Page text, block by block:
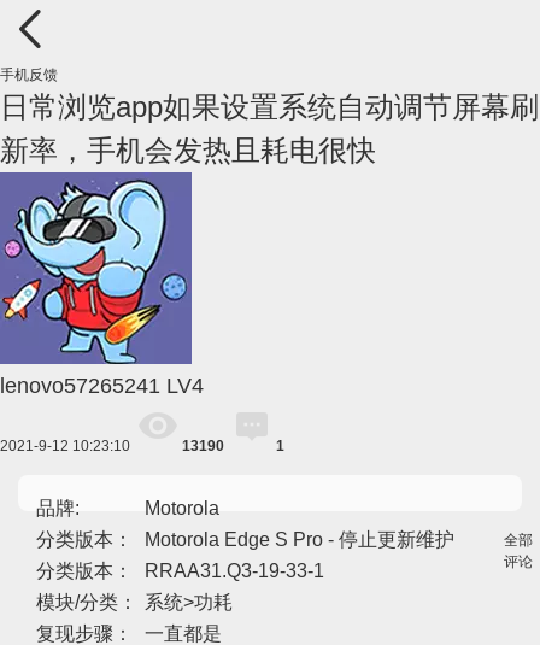
手机反馈
日常浏览app如果设置系统自动调节屏幕刷
新率，手机会发热且耗电很快
lenovo57265241 LV4
2021-9-12 10:23:10 13190 1
品牌:
Motorola
分类版本：
Motorola Edge S Pro - 停止更新维护
分类版本：
RRAA31.Q3-19-33-1
模块/分类：
系统>功耗
复现步骤：
一直都是
全部
评论